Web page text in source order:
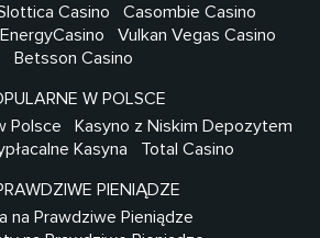
Casino
Casombie Casino
EnergyCasino
Vulkan Vegas Casino
Betsson Casino
W POLSCE
Polsce
Kasyno z Niskim Depozytem
Kasyna
Total Casino
PIENIĄDZE
na Prawdziwe Pieniądze